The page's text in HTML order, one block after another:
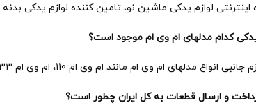
اینترنتی لوازم یدکی ماشین نو، تامین کننده لوازم یدکی
کدام مدلهای ام وی ام موجود است؟
جانبی انواع مدلهای ام وی ام مانند ام وی ام 110، ام وی ام
و ارسال قطعات به کل ایران چطور است؟